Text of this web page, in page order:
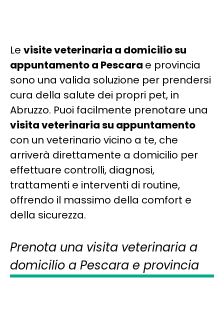
Le visite veterinaria a domicilio su
appuntamento a Pescara e provincia
sono una valida soluzione per prendersi
cura della salute dei propri pet, in
Abruzzo. Puoi facilmente prenotare una
visita veterinaria su appuntamento
con un veterinario vicino a te, che
arriverà direttamente a domicilio per
effettuare controlli, diagnosi,
trattamenti e interventi di routine,
offrendo il massimo della comfort e
della sicurezza.
Prenota una visita veterinaria a
domicilio a Pescara e provincia